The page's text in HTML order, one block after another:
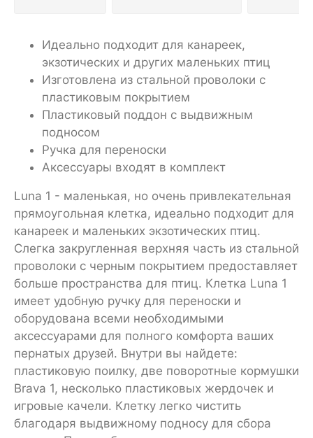
Идеально подходит для канареек,
экзотических и других маленьких птиц
Изготовлена из стальной проволоки с
пластиковым покрытием
Пластиковый поддон с выдвижным
подносом
Ручка для переноски
Аксессуары входят в комплект
Luna 1 - маленькая, но очень привлекательная
прямоугольная клетка, идеально подходит для
канареек и маленьких экзотических птиц.
Слегка закругленная верхняя часть из стальной
проволоки с черным покрытием предоставляет
больше пространства для птиц. Клетка Luna 1
имеет удобную ручку для переноски и
оборудована всеми необходимыми
аксессуарами для полного комфорта ваших
пернатых друзей. Внутри вы найдете:
пластиковую поилку, две поворотные кормушки
Brava 1, несколько пластиковых жердочек и
игровые качели. Клетку легко чистить
благодаря выдвижному подносу для сбора